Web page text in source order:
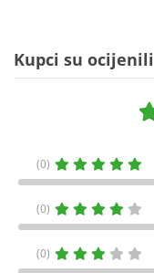
Kupci su ocijenili
(0)
(0)
(0)